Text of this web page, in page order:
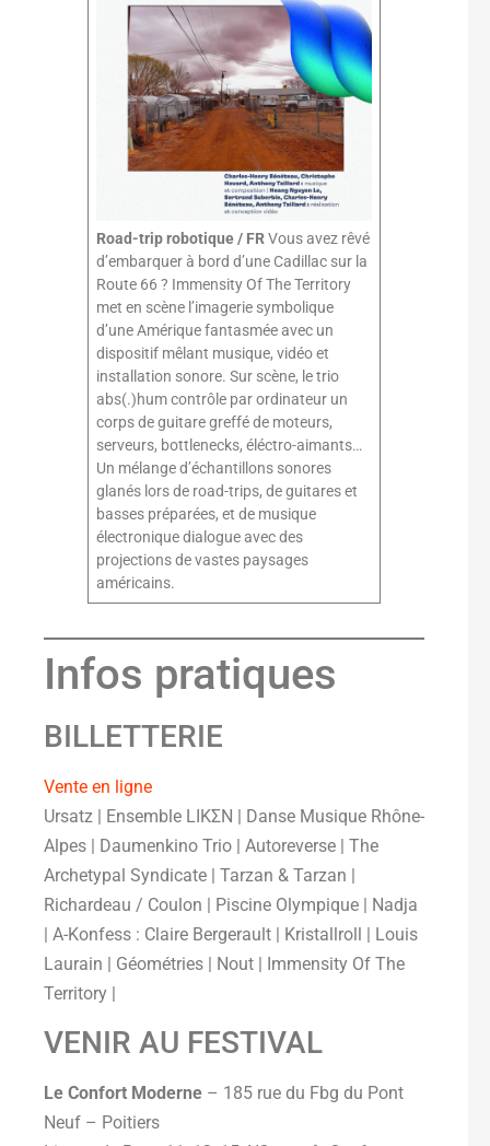
Road-trip robotique / FRVous avez rêvé
d’embarquer à bord d’une Cadillac sur la
Route 66 ? Immensity Of The Territory
met en scène l’imagerie symbolique
d’une Amérique fantasmée avec un
dispositif mêlant musique, vidéo et
installation sonore. Sur scène, le trio
abs(.)hum contrôle par ordinateur un
corps de guitare greffé de moteurs,
serveurs, bottlenecks, éléctro-aimants…
Un mélange d’échantillons sonores
glanés lors de road-trips, de guitares et
basses préparées, et de musique
électronique dialogue avec des
projections de vastes paysages
américains.
Infos pratiques
BILLETTERIE
Vente en ligne
Ursatz | Ensemble LIKΣN | Danse Musique Rhône-
Alpes | Daumenkino Trio | Autoreverse | The
Archetypal Syndicate | Tarzan & Tarzan |
Richardeau / Coulon | Piscine Olympique | Nadja
| A-Konfess : Claire Bergerault | Kristallroll | Louis
Laurain | Géométries | Nout | Immensity Of The
Territory |
VENIR AU FESTIVAL
Le Confort Moderne – 185 rue du Fbg du Pont
Neuf – Poitiers